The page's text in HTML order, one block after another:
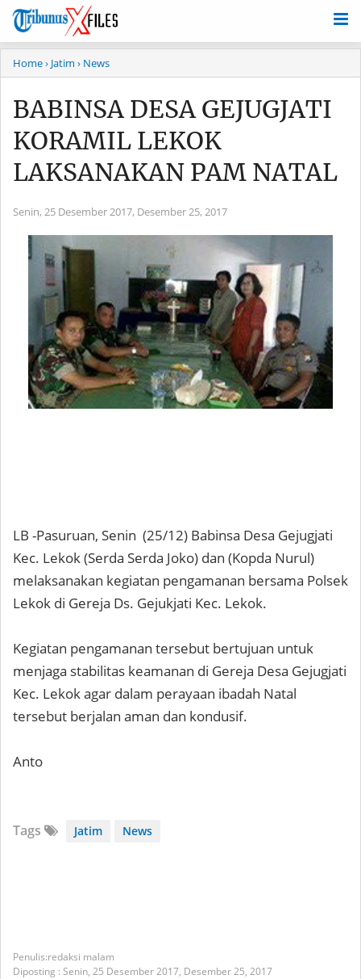
Home› Jatim › News
BABINSA DESA GEJUGJATI
KORAMIL LEKOK
LAKSANAKAN PAM NATAL
Senin, 25 Desember 2017, Desember 25, 2017
LB -Pasuruan, Senin (25/12) Babinsa Desa Gejugjati
Kec. Lekok (Serda Serda Joko) dan (Kopda Nurul)
melaksanakan kegiatan pengamanan bersama Polsek
Lekok di Gereja Ds. Gejukjati Kec. Lekok.
Kegiatan pengamanan tersebut bertujuan untuk
menjaga stabilitas keamanan di Gereja Desa Gejugjati
Kec. Lekok agar dalam perayaan ibadah Natal
tersebut berjalan aman dan kondusif.
Anto
Tags Jatim News
redaksi malam
Diposting : Senin, 25 Desember 2017, Desember 25, 2017